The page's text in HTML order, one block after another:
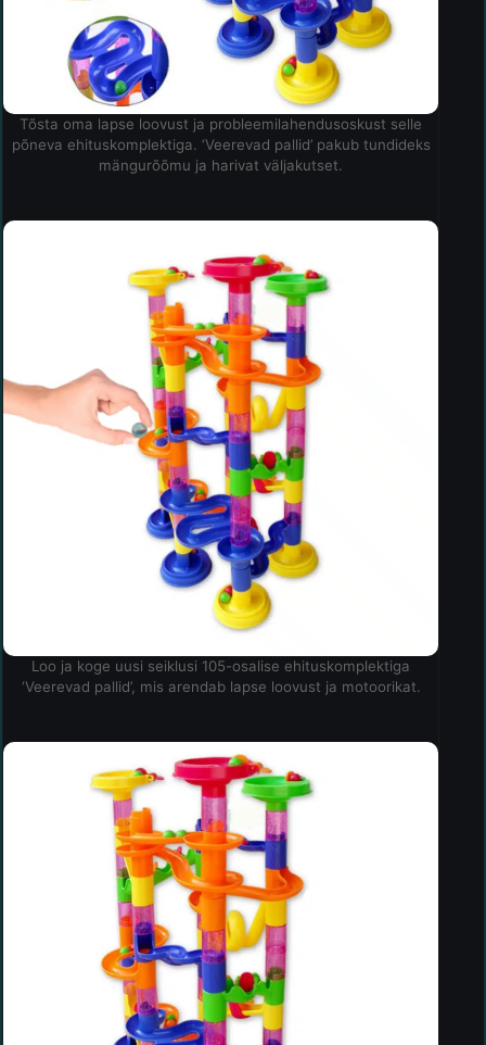
Tõsta oma lapse loovust ja probleemilahendusoskust selle
põneva ehituskomplektiga. ‘Veerevad pallid’ pakub tundideks
mängurõõmu ja harivat väljakutset.
Loo ja koge uusi seiklusi 105-osalise ehituskomplektiga
‘Veerevad pallid’, mis arendab lapse loovust ja motoorikat.